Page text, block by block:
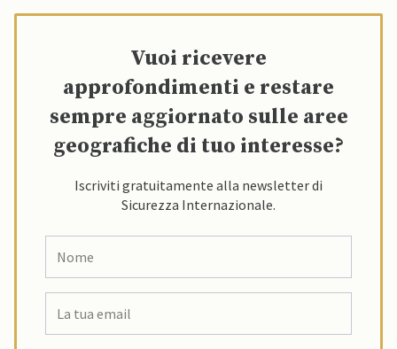
Vuoi ricevere
approfondimenti e restare
sempre aggiornato sulle aree
geografiche di tuo interesse?
Iscriviti gratuitamente alla newsletter di
Sicurezza Internazionale.